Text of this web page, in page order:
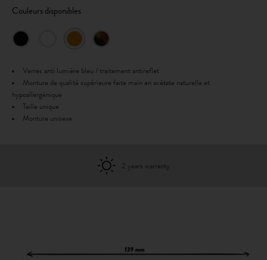
Couleurs disponibles
Verres anti lumière bleu / traitement antireflet
Monture de qualité supérieure faite main en acétate naturelle et
hypoallergénique
Taille unique
Monture unisexe
2 years warranty